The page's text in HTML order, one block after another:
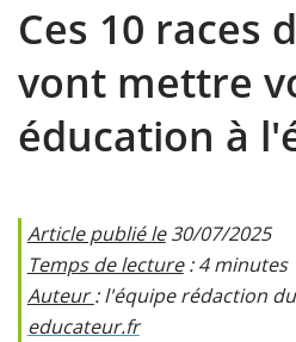
Ces 10 races
vont mettre
éducation à
Article publié le30/07/2025
Temps de lecture: 4 minutes
Auteur: l'équipe rédaction
educateur.fr​